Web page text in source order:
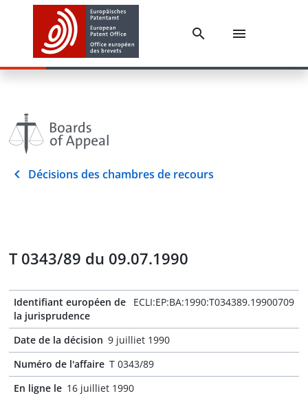
Décisions des chambres de recours
T 0343/89 du 09.07.1990
Identifiant européen de
la jurisprudence
ECLI:EP:BA:1990:T034389.19900709
Date de la décision 9 juilliet 1990
Numéro de l'affaire T 0343/89
En ligne le 16 juilliet 1990